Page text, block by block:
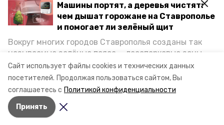
Сайт использует файлы cookies и технических данных
посетителей. Продолжая пользоваться сайтом, Вы
соглашаетесь с Политикой конфиденциальности
Принять
Машины портят, а деревья чистят:
чем дышат горожане на Ставрополье
и помогает ли зелёный щит
Вокруг многих городов Ставрополья созданы так
называемые зелёные пояса — лесопарковые зоны,
снижающие негативное воздействие выхлопных
газов на атмосферу. Справляются ли они с
постоянно растущим потоком автотранспорта и
каким воздухом дышат жители края, узнала
корреспондент «Победы26».
Невинномысскасообщал о пресс-
конференции Владимира Путина. На ней
внутренней политике России, подробно
остановившись на сирийском и
украинском кризисах.
Авторы: Олег Дубровин